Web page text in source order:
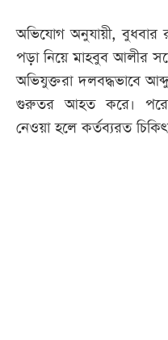
অভিযোগ অনুযায়ী, বুধবার
পড়া নিয়ে মাহবুব আলীর
অভিযুক্তরা দলবদ্ধভাবে
গুরুতর আহত করে। পরে
নেওয়া হলে কর্তব্যরত